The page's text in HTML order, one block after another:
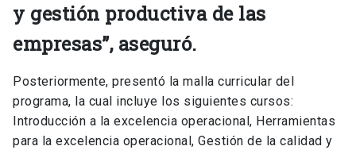
y gestión productiva de las
empresas”, aseguró.
Posteriormente, presentó la malla curricular del
programa, la cual incluye los siguientes cursos:
Introducción a la excelencia operacional, Herramientas
para la excelencia operacional, Gestión de la calidad y